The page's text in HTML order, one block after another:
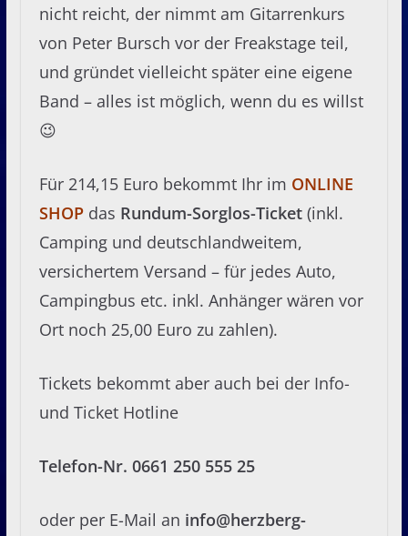
nicht reicht, der nimmt am Gitarrenkurs
von Peter Bursch vor der Freakstage teil,
und gründet vielleicht später eine eigene
Band – alles ist möglich, wenn du es willst
😉
Für 214,15 Euro bekommt Ihr im ONLINE
SHOPdas Rundum-Sorglos-Ticket(inkl.
Camping und deutschlandweitem,
versichertem Versand – für jedes Auto,
Campingbus etc. inkl. Anhänger wären vor
Ort noch 25,00 Euro zu zahlen).
Tickets bekommt aber auch bei der Info-
und Ticket Hotline
Telefon-Nr. 0661 250 555 25
oder per E-Mail an info@herzberg-